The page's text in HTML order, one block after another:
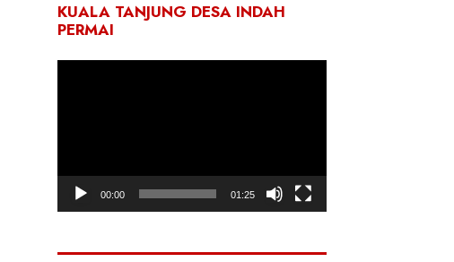
KUALA TANJUNG DESA INDAH
PERMAI
00:00 01:25